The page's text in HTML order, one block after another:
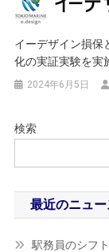
イーデザイン損保
化の実証実験を実
2024年6月5日
検索
最近のニュー
駅務員のシフ